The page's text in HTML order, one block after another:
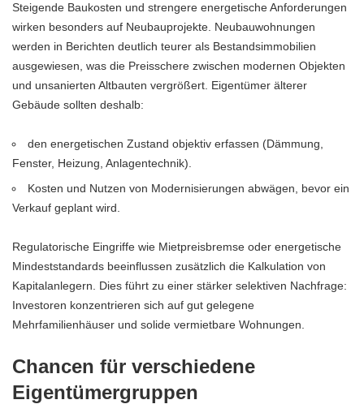
Steigende Baukosten und strengere energetische Anforderungen
wirken besonders auf Neubauprojekte. Neubauwohnungen
werden in Berichten deutlich teurer als Bestandsimmobilien
ausgewiesen, was die Preisschere zwischen modernen Objekten
und unsanierten Altbauten vergrößert. Eigentümer älterer
Gebäude sollten deshalb:
den energetischen Zustand objektiv erfassen (Dämmung,
Fenster, Heizung, Anlagentechnik).
Kosten und Nutzen von Modernisierungen abwägen, bevor ein
Verkauf geplant wird.
Regulatorische Eingriffe wie Mietpreisbremse oder energetische
Mindeststandards beeinflussen zusätzlich die Kalkulation von
Kapitalanlegern. Dies führt zu einer stärker selektiven Nachfrage:
Investoren konzentrieren sich auf gut gelegene
Mehrfamilienhäuser und solide vermietbare Wohnungen.
Chancen für verschiedene
Eigentümergruppen